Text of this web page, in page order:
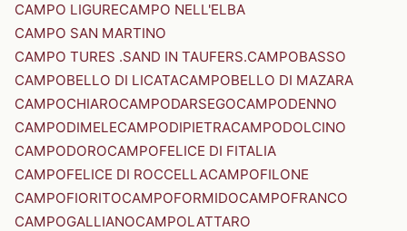
CAMPO LIGURECAMPO NELL'ELBA
CAMPO SAN MARTINO
CAMPO TURES .SAND IN TAUFERS.CAMPOBASSO
CAMPOBELLO DI LICATACAMPOBELLO DI MAZARA
CAMPOCHIAROCAMPODARSEGOCAMPODENNO
CAMPODIMELECAMPODIPIETRACAMPODOLCINO
CAMPODOROCAMPOFELICE DI FITALIA
CAMPOFELICE DI ROCCELLACAMPOFILONE
CAMPOFIORITOCAMPOFORMIDOCAMPOFRANCO
CAMPOGALLIANOCAMPOLATTARO